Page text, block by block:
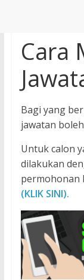
Cara
Bagi yang
jawatan
Untuk calon
dilakukan
permohonan
(KLIK SINI).